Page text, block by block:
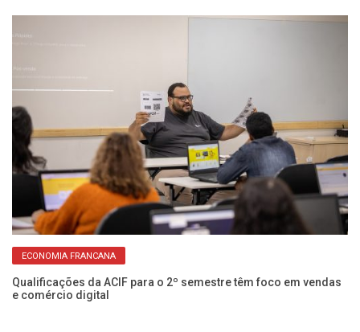
ECONOMIA FRANCANA
Qualificações da ACIF para o 2º semestre têm foco em vendas
e comércio digital